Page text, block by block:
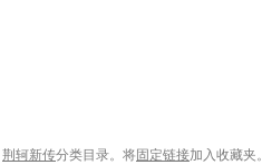
荆轲新传分类目录。将固定链接加入收藏夹。